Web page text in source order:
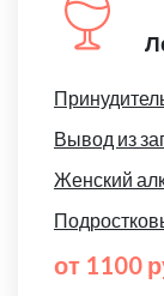
Вывод из
Женский
от 1100